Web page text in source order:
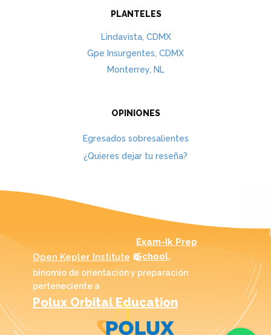
PLANTELES
Lindavista, CDMX
Gpe Insurgentes, CDM​X
Monterrey, NL
OPINIONES
Egresados sobresalientes
¿Quieres dejar tu reseña?
Exam-Ik Prep
School,
Open Kepler Institute &
binomio de orientación y preparación
perteneciente a
Polux Orbital Education